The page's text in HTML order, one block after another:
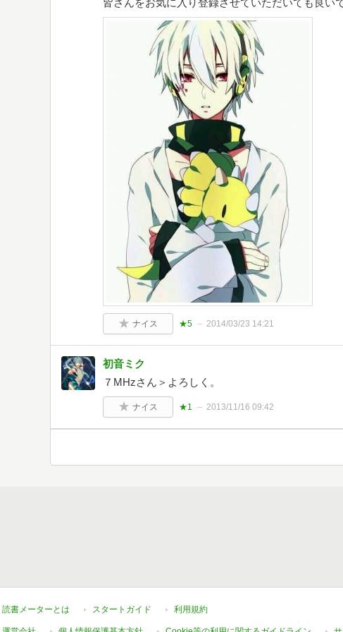
皆さんをお気に入り登録させていただいても良い
ナイス ★5 2014/03/23 14:21
初音ミク
７MHzさん＞よろしく。
ナイス ★1 2013/11/16 09:42
読書メーターとは スタートガイド 利用規約